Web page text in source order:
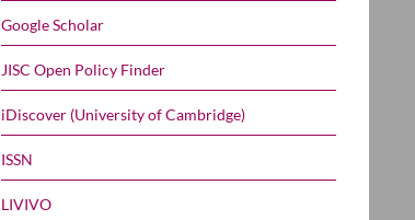
Google Scholar
JISC Open Policy Finder
iDiscover (University of Cambridge)
ISSN
LIVIVO